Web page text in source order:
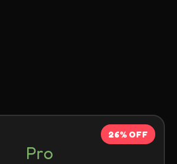
26% OFF
Pro